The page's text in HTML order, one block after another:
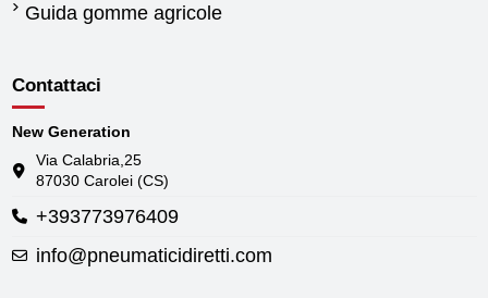
Guida gomme agricole
Contattaci
New Generation
Via Calabria,25
87030 Carolei (CS)
+393773976409
info@pneumaticidiretti.com